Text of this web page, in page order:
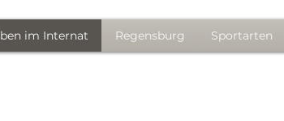
im Internat Regensburg Sportarten